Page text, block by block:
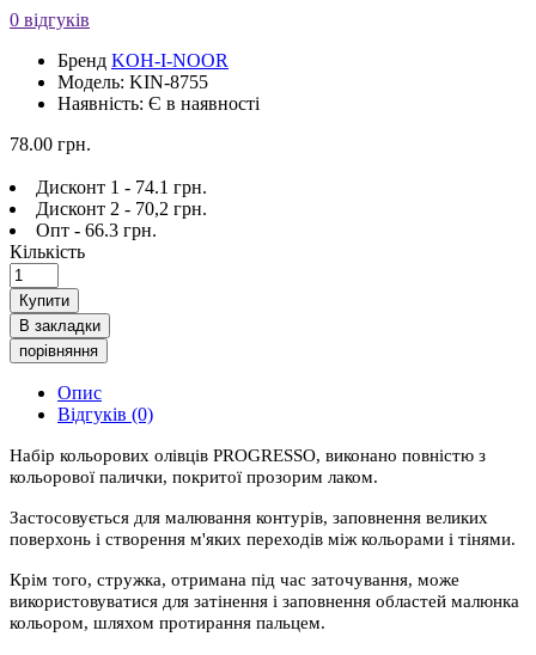
0 відгуків
Бренд KOH-I-NOOR
Модель: KIN-8755
Наявність: Є в наявності
78.00 грн.
Дисконт 1 - 74.1 грн.
Дисконт 2 - 70,2 грн.
Опт - 66.3 грн.
Кількість
Купити
В закладки
порівняння
Опис
Відгуків (0)
Набір кольорових олівців PROGRESSO, виконано повністю з
кольорової палички, покритої прозорим лаком.
Застосовується для малювання контурів, заповнення великих
поверхонь і створення м'яких переходів між кольорами і тінями.
Крім того, стружка, отримана під час заточування, може
використовуватися для затінення і заповнення областей малюнка
кольором, шляхом протирання пальцем.